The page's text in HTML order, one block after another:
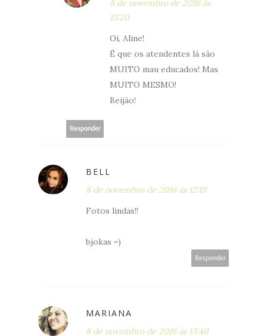
8 de novembro de 2016 às
15:20
Oi, Aline!
É que os atendentes lá são
MUITO mau educados! Mas
MUITO MESMO!
Beijão!
Responder
BELL
8 de novembro de 2016 às 12:19
Fotos lindas!!
bjokas =)
Responder
MARIANA
8 de novembro de 2016 às 13:40